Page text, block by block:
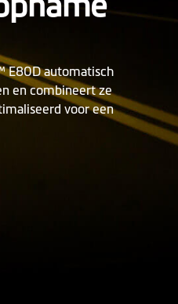
E80D automatisch
en combineert ze
voor een